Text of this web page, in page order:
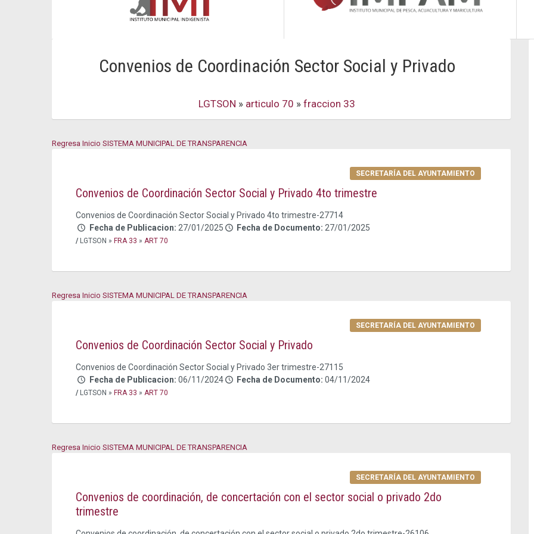
Convenios de Coordinación Sector Social y Privado
LGTSON » articulo 70 » fraccion 33
Regresa Inicio SISTEMA MUNICIPAL DE TRANSPARENCIA
SECRETARÍA DEL AYUNTAMIENTO
Convenios de Coordinación Sector Social y Privado 4to trimestre
Convenios de Coordinación Sector Social y Privado 4to trimestre-27714
Fecha de Publicacion: 27/01/2025 Fecha de Documento: 27/01/2025
/ LGTSON » FRA 33 » ART 70
Regresa Inicio SISTEMA MUNICIPAL DE TRANSPARENCIA
SECRETARÍA DEL AYUNTAMIENTO
Convenios de Coordinación Sector Social y Privado
Convenios de Coordinación Sector Social y Privado 3er trimestre-27115
Fecha de Publicacion: 06/11/2024 Fecha de Documento:04/11/2024
/ LGTSON » FRA 33 » ART 70
Regresa Inicio SISTEMA MUNICIPAL DE TRANSPARENCIA
SECRETARÍA DEL AYUNTAMIENTO
Convenios de coordinación, de concertación con el sector social o privado 2do
trimestre